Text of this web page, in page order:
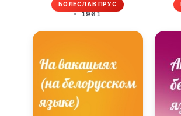
БОЛЕСЛАВ ПРУС
1961